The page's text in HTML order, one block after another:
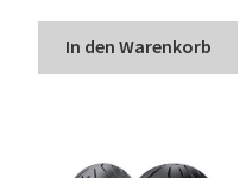
In den Warenkorb